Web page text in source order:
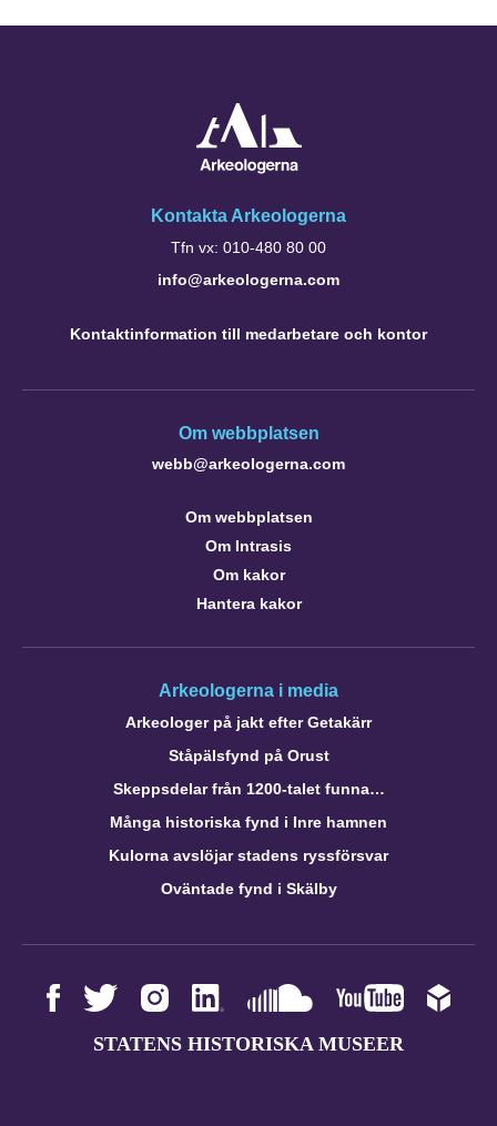
Kontakta Arkeologerna
Tfn vx: 010-480 80 00
info@arkeologerna.com
Kontaktinformation till medarbetare och kontor
Om webbplatsen
webb@arkeologerna.com
Om webbplatsen
Om Intrasis
Om kakor
Hantera kakor
Arkeologerna i media
Arkeologer på jakt efter Getakärr
Ståpälsfynd på Orust
Skeppsdelar från 1200-talet funna…
Många historiska fynd i Inre hamnen
Kulorna avslöjar stadens ryssförsvar
Oväntade fynd i Skälby
STATENS HISTORISKA MUSEER